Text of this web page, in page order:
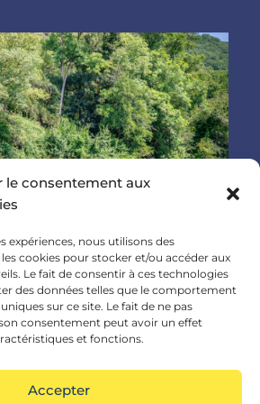
le consentement aux
expériences, nous utilisons des
cookies pour stocker et/ou accéder aux
Le fait de consentir à ces technologies
des données telles que le comportement
sur ce site. Le fait de ne pas
consentement peut avoir un effet
et fonctions.
Accepter
à Saint-Antonin-Noble-
choisir votre parcours ?
Saint Antonin Noble Val Location
Saint-Antoni-Noble-Val :
parcours ? Situé
Canoë Kayak Paddle Bouée –
Antonin Noble Val – 82